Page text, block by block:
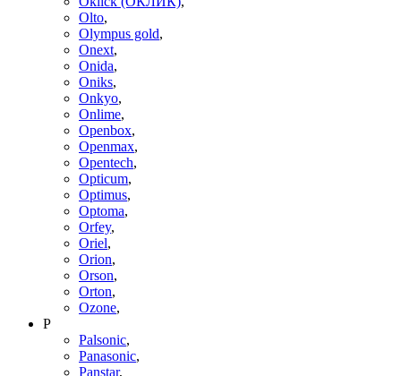
Olto,
Olympus gold,
Onext,
Onida,
Oniks,
Onkyo,
Onlime,
Openbox,
Openmax,
Opentech,
Opticum,
Optimus,
Optoma,
Orfey,
Oriel,
Orion,
Orson,
Orton,
Ozone,
P
Palsonic,
Panasonic,
Panstar,